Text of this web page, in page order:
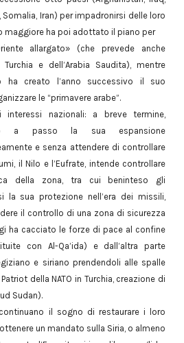
Somalia, Iran) per impadronirsi delle loro
maggiore ha poi adottato il piano per
allargato» (che prevede anche
e dell’Arabia Saudita), mentre
creato l’anno successivo il suo
le “primavere arabe”.
nazionali: a breve termine,
a passo la sua espansione
e senza attendere di controllare
il Nilo e l’Eufrate, intende controllare
della zona, tra cui beninteso gli
la sua protezione nell’era dei missili,
il controllo di una zona di sicurezza
ha cacciato le forze di pace al confine
con Al-Qa’ida) e dall’altra parte
e siriano prendendoli alle spalle
della NATO in Turchia, creazione di
Sudan).
il sogno di restaurare i loro
un mandato sulla Siria, o almeno